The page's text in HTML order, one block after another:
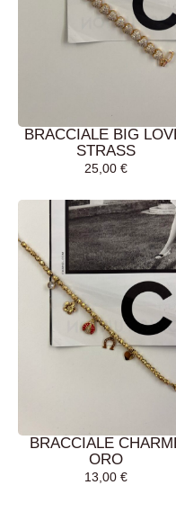
BRACCIALE BIG
STRASS
25,00€
CARRELLO
BRACCIALE
ORO
13,00€